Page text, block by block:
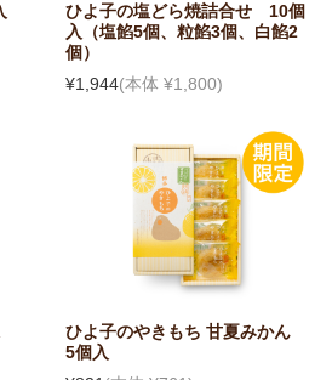
ひよ子の塩どら焼詰合せ 10個
入（塩餡5個、粒餡3個、白餡2
個）
¥1,944(本体 ¥1,800)
ひよ子のやきもち 甘夏みかん
5個入